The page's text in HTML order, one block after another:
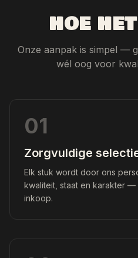
HOE
Onze aanpak is simpel —
wél oog voor
01
Zorgvuldige
Elk stuk wordt door ons
kwaliteit, staat en karakter
inkoop.